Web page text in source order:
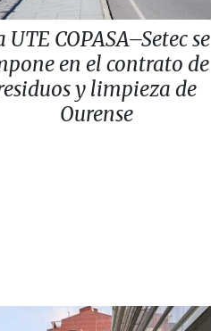
UTE COPASA–Setec se
en el contrato de
y limpieza de
Ourense